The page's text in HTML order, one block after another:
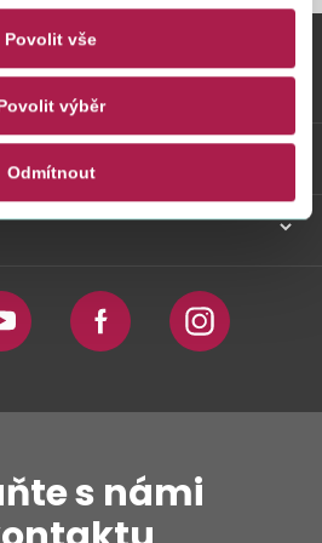
Povolit vše
výběr
Odmítnout
Youtube Facebook Instagram
s námi